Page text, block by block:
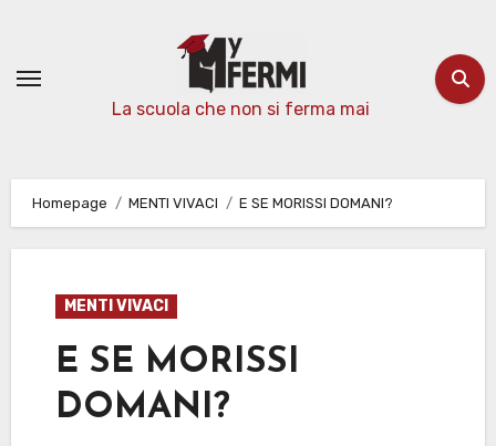
contenuto
La scuola che non si ferma mai
Homepage MENTI VIVACI E SE MORISSI DOMANI?
MENTI VIVACI
E SE MORISSI
DOMANI?